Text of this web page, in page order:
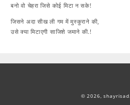
बनो वो चेहरा जिसे कोई मिटा न सके!
जिसने अदा सीख ली गम में मुस्कुराने की,
उसे क्या मिटाएगी साजिशे जमाने की.!
© 2026,